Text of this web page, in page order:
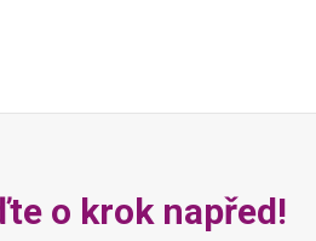
o krok napřed!